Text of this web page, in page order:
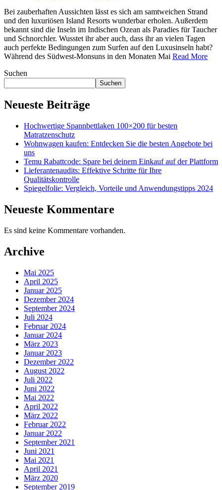
Bei zauberhaften Aussichten lässt es sich am samtweichen Strand
und den luxuriösen Island Resorts wunderbar erholen. Außerdem
bekannt sind die Inseln im Indischen Ozean als Paradies für Taucher
und Schnorchler. Wusstet ihr aber auch, dass ihr an vielen Tagen
auch perfekte Bedingungen zum Surfen auf den Luxusinseln habt?
Während des Südwest-Monsuns in den Monaten Mai Read More
Suchen
Suchen
Neueste Beiträge
Hochwertige Spannbettlaken 100×200 für besten
Matratzenschutz
Wohnwagen kaufen: Entdecken Sie die besten Angebote bei
uns
Temu Rabattcode: Spare bei deinem Einkauf auf der Plattform
Lieferantenaudits: Effektive Schritte für Ihre
Qualitätskontrolle
Spiegelfolie: Vergleich, Vorteile und Anwendungstipps 2024
Neueste Kommentare
Es sind keine Kommentare vorhanden.
Archive
Mai 2025
April 2025
Januar 2025
Dezember 2024
September 2024
Juli 2024
Februar 2024
Januar 2024
März 2023
Januar 2023
Dezember 2022
August 2022
Juli 2022
Juni 2022
Mai 2022
April 2022
März 2022
Februar 2022
Januar 2022
September 2021
Juni 2021
Mai 2021
April 2021
März 2020
September 2019